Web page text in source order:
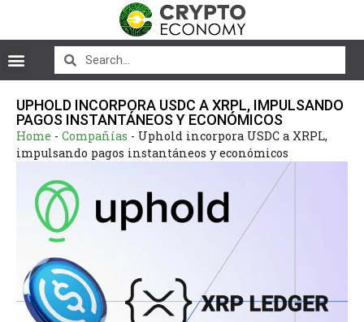
UPHOLD INCORPORA USDC A XRPL, IMPULSANDO
PAGOS INSTANTÁNEOS Y ECONÓMICOS
Home - Compañías - Uphold incorpora USDC a XRPL,
impulsando pagos instantáneos y económicos